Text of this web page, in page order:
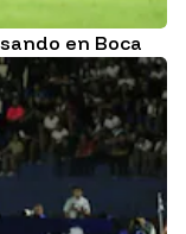
en Boca